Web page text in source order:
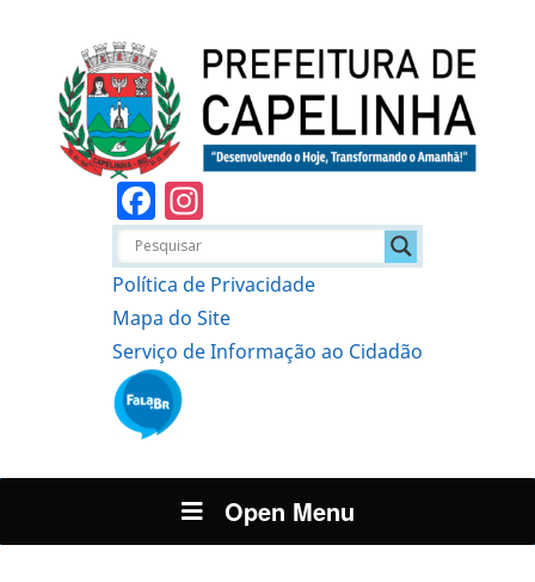
Facebook
Política de Privacidade
Mapa do Site
Serviço de Informação ao Cidadão
Open Menu